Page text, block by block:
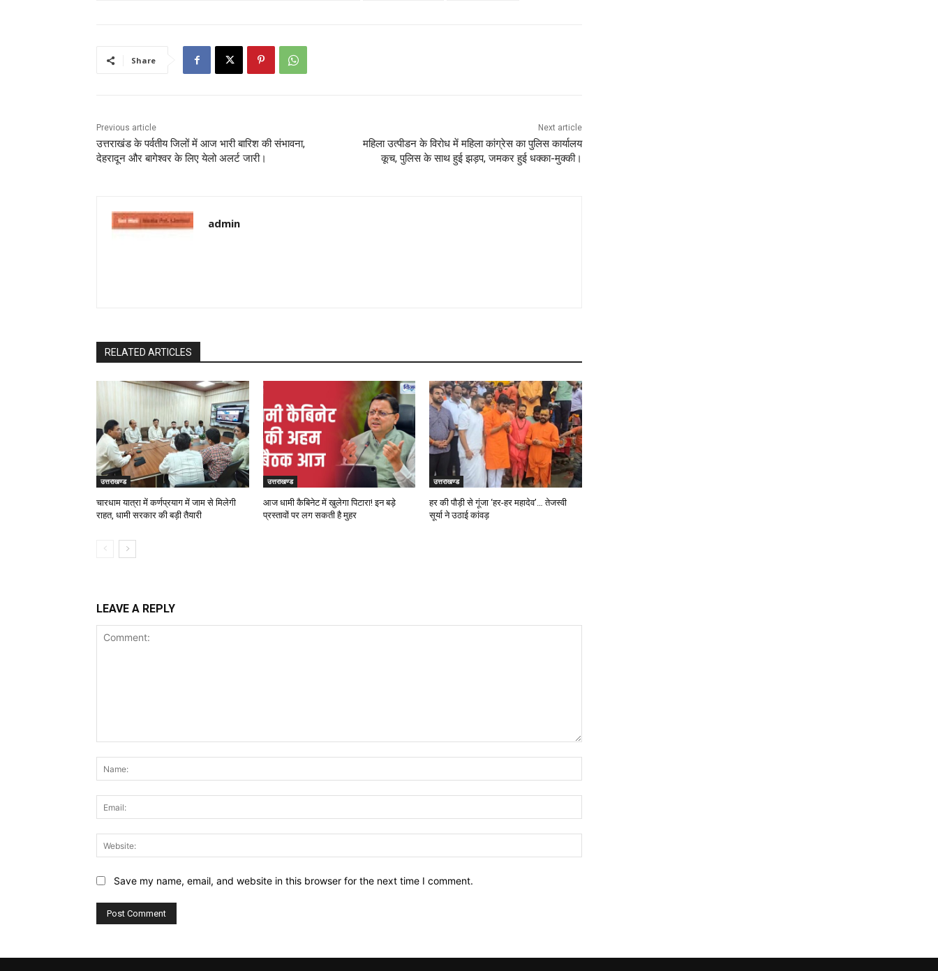
Share
Previous article
उत्तराखंड के पर्वतीय जिलों में आज भारी बारिश की संभावना,
देहरादून और बागेश्वर के लिए येलो अलर्ट जारी।
Next article
महिला उत्पीडन के विरोध में महिला कांग्रेस का पुलिस कार्यालय
कूच, पुलिस के साथ हुई झड़प, जमकर हुई धक्का-मुक्की।
admin
RELATED ARTICLES
उत्तराखण्ड
चारधाम यात्रा में कर्णप्रयाग में जाम से मिलेगी
राहत, धामी सरकार की बड़ी तैयारी
उत्तराखण्ड
आज धामी कैबिनेट में खुलेगा पिटारा! इन बड़े
प्रस्तावों पर लग सकती है मुहर
उत्तराखण्ड
हर की पौड़ी से गूंजा ‘हर-हर महादेव’… तेजस्वी
सूर्या ने उठाई कांवड़
LEAVE A REPLY
Save my name, email, and website in this browser for the next time I comment.